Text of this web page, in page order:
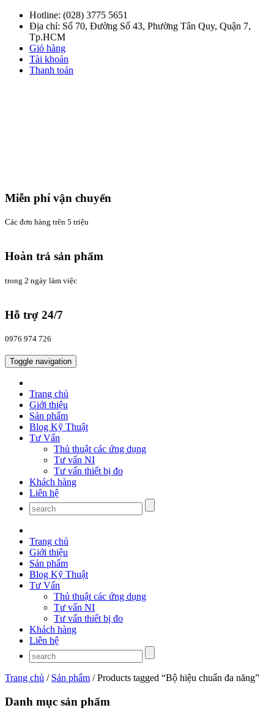
Hotline: (028) 3775 5651
Địa chỉ: Số 70, Đường Số 43, Phường Tân Quy, Quận 7,
Tp.HCM
Giỏ hàng
Tài khoản
Thanh toán
Miễn phí vận chuyển
Các đơn hàng trên 5 triệu
Hoàn trả sản phẩm
trong 2 ngày làm việc
Hỗ trợ 24/7
0976 974 726
Toggle navigation
Trang chủ
Giới thiệu
Sản phẩm
Blog Kỹ Thuật
Tư Vấn
Thủ thuật các ứng dụng
Tư vấn NI
Tư vấn thiết bị đo
Khách hàng
Liên hệ
Trang chủ
Giới thiệu
Sản phẩm
Blog Kỹ Thuật
Tư Vấn
Thủ thuật các ứng dụng
Tư vấn NI
Tư vấn thiết bị đo
Khách hàng
Liên hệ
Trang chủ / Sản phẩm / Products tagged “Bộ hiệu chuẩn đa năng”
Danh mục sản phẩm